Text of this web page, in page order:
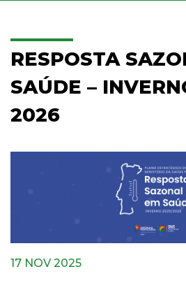
RESPOSTA
SAÚDE –
2026
17 NOV 2025